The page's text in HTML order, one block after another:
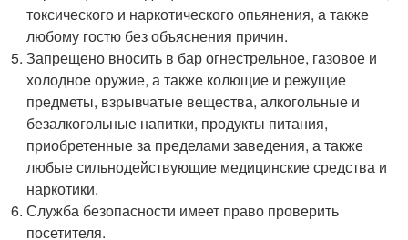
токсического и наркотического опьянения, а также
любому гостю без объяснения причин.
Запрещено вносить в бар огнестрельное, газовое и
холодное оружие, а также колющие и режущие
предметы, взрывчатые вещества, алкогольные и
безалкогольные напитки, продукты питания,
приобретенные за пределами заведения, а также
любые сильнодействующие медицинские средства и
наркотики.
Служба безопасности имеет право проверить
посетителя.